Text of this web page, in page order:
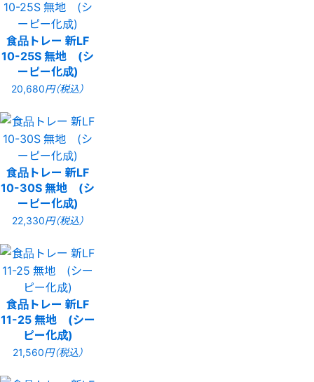
食品トレー 新LF
10-25S 無地 (シ
ーピー化成)
20,680円（税込）
食品トレー 新LF
10-30S 無地 (シ
ーピー化成)
22,330円（税込）
食品トレー 新LF
11-25 無地 (シー
ピー化成)
21,560円（税込）